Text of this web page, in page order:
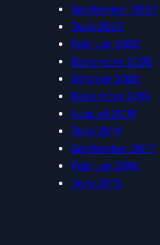
September 2023
Juni 2023
Februar 2023
Dezember 2020
Oktober 2020
Dezember 2019
August 2019
Juni 2019
September 2017
Februar 2016
Juni 2015